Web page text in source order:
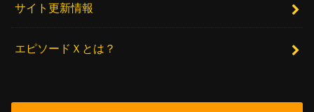
サイト更新情報
エピソードＸとは？